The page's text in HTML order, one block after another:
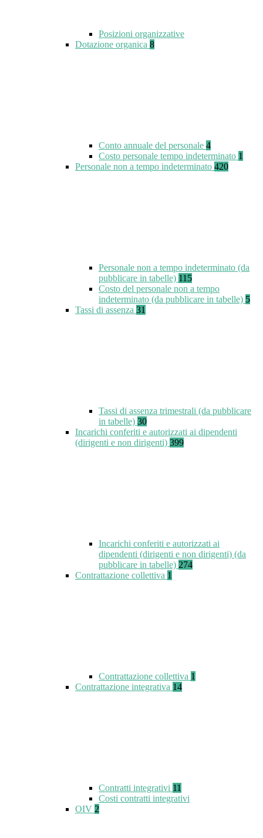
Posizioni organizzative
Dotazione organica 8
Conto annuale del personale 4
Costo personale tempo indeterminato 1
Personale non a tempo indeterminato 420
Personale non a tempo indeterminato (da
pubblicare in tabelle) 115
Costo del personale non a tempo
indeterminato (da pubblicare in tabelle) 5
Tassi di assenza 31
Tassi di assenza trimestrali (da pubblicare
in tabelle) 30
Incarichi conferiti e autorizzati ai dipendenti
(dirigenti e non dirigenti) 399
Incarichi conferiti e autorizzati ai
dipendenti (dirigenti e non dirigenti) (da
pubblicare in tabelle) 274
Contrattazione collettiva 1
Contrattazione collettiva 1
Contrattazione integrativa 14
Contratti integrativi 11
Costi contratti integrativi
OIV 2